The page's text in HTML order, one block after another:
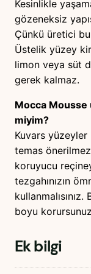
Kesinlikle
gözeneksiz
Çünkü üretici
Üstelik yüzey
limon veya süt
gerek kalmaz.
Mocca Mousse
miyim?
Kuvars yüzeyler
temas
koruyucu
tezgahınızın
boyu
Ek bilgi